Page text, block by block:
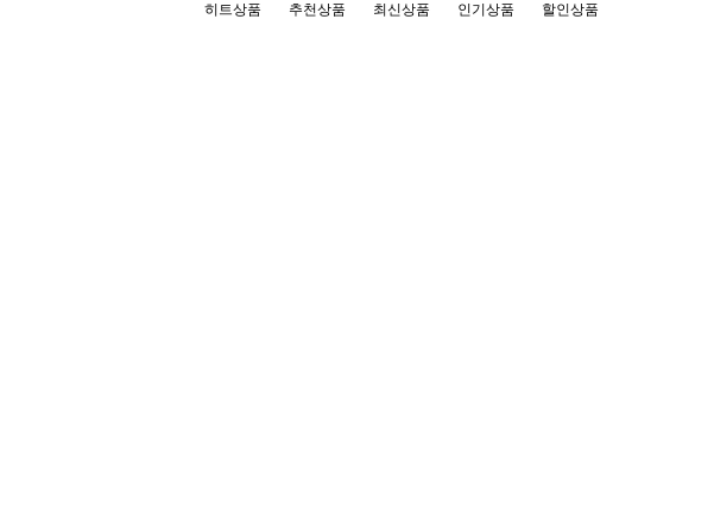
히트상품 추천상품 최신상품 인기상품 할인상품